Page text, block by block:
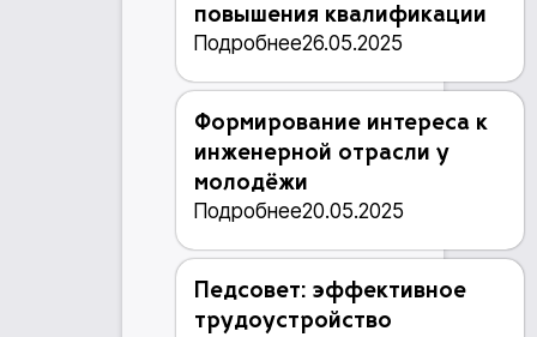
повышения квалификации
Подробнее26.05.2025
Формирование интереса к
инженерной отрасли у
молодёжи
Подробнее20.05.2025
Педсовет: эффективное
трудоустройство